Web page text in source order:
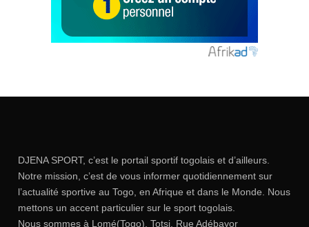
DJENA SPORT, c’est le portail sportif togolais et d’ailleurs.
Notre mission, c’est de vous informer quotidiennement sur
l’actualité sportive au Togo, en Afrique et dans le Monde. Nous
mettons un accent particulier sur le sport togolais.
Nous sommes à Lomé(Togo), Totsi, Rue Adébayor